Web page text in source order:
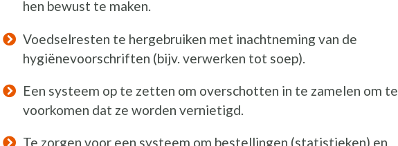
hen bewust te maken.
Voedselresten te hergebruiken met inachtneming van de
hygiënevoorschriften (bijv. verwerken tot soep).
Een systeem op te zetten om overschotten in te zamelen om te
voorkomen dat ze worden vernietigd.
Te zorgen voor een systeem om bestellingen (statistieken) en